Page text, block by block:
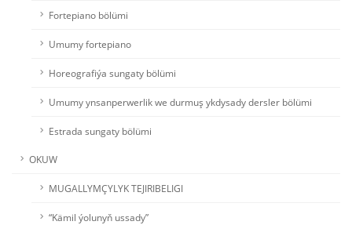
Fortepiano bölümi
Umumy fortepiano
Horeografiýa sungaty bölümi
Umumy ynsanperwerlik we durmuş ykdysady dersler bölümi
Estrada sungaty bölümi
OKUW
MUGALLYMÇYLYK TEJIRIBELIGI
“Kämil ýolunyň ussady”